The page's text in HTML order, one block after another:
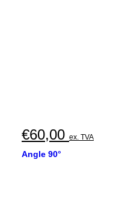
€60,00 ex. TVA
Angle 90°